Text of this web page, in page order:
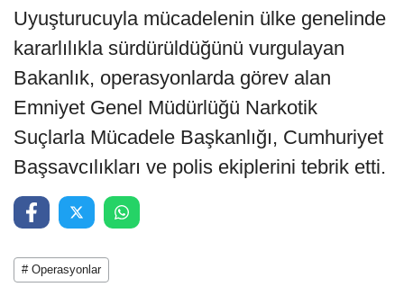
Uyuşturucuyla mücadelenin ülke genelinde
kararlılıkla sürdürüldüğünü vurgulayan
Bakanlık, operasyonlarda görev alan
Emniyet Genel Müdürlüğü Narkotik
Suçlarla Mücadele Başkanlığı, Cumhuriyet
Başsavcılıkları ve polis ekiplerini tebrik etti.
# Operasyonlar